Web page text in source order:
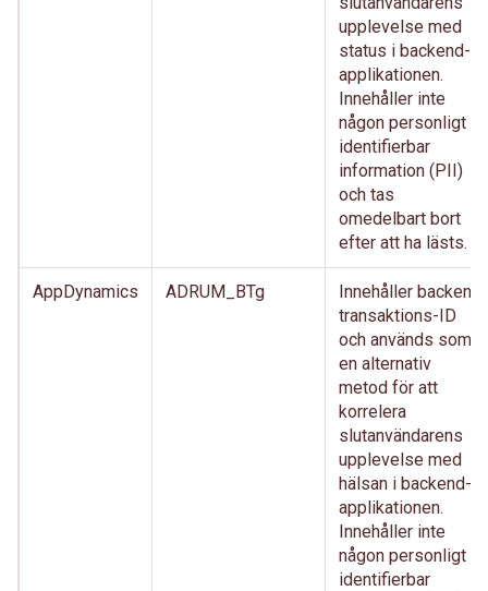
upplevelse med
status i backend-
applikationen.
Innehåller inte
någon personligt
identifierbar
information (PII)
och tas
omedelbart bort
efter att ha lästs.
AppDynamics ADRUM_BTg
Innehåller backend
transaktions-ID
och används som
en alternativ
metod för att
korrelera
slutanvändarens
upplevelse med
hälsan i backend-
applikationen.
Innehåller inte
någon personligt
identifierbar